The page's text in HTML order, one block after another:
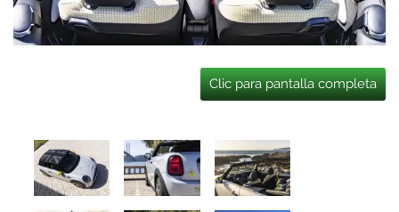
Clic para pantalla completa